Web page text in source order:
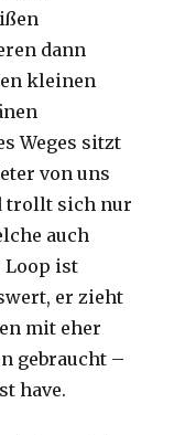
dann
kleinen
Weges sitzt
von uns
trollt sich nur
auch
Loop ist
er zieht
mit eher
gebraucht –
have.